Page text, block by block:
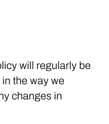
will regularly be
the way we
changes in